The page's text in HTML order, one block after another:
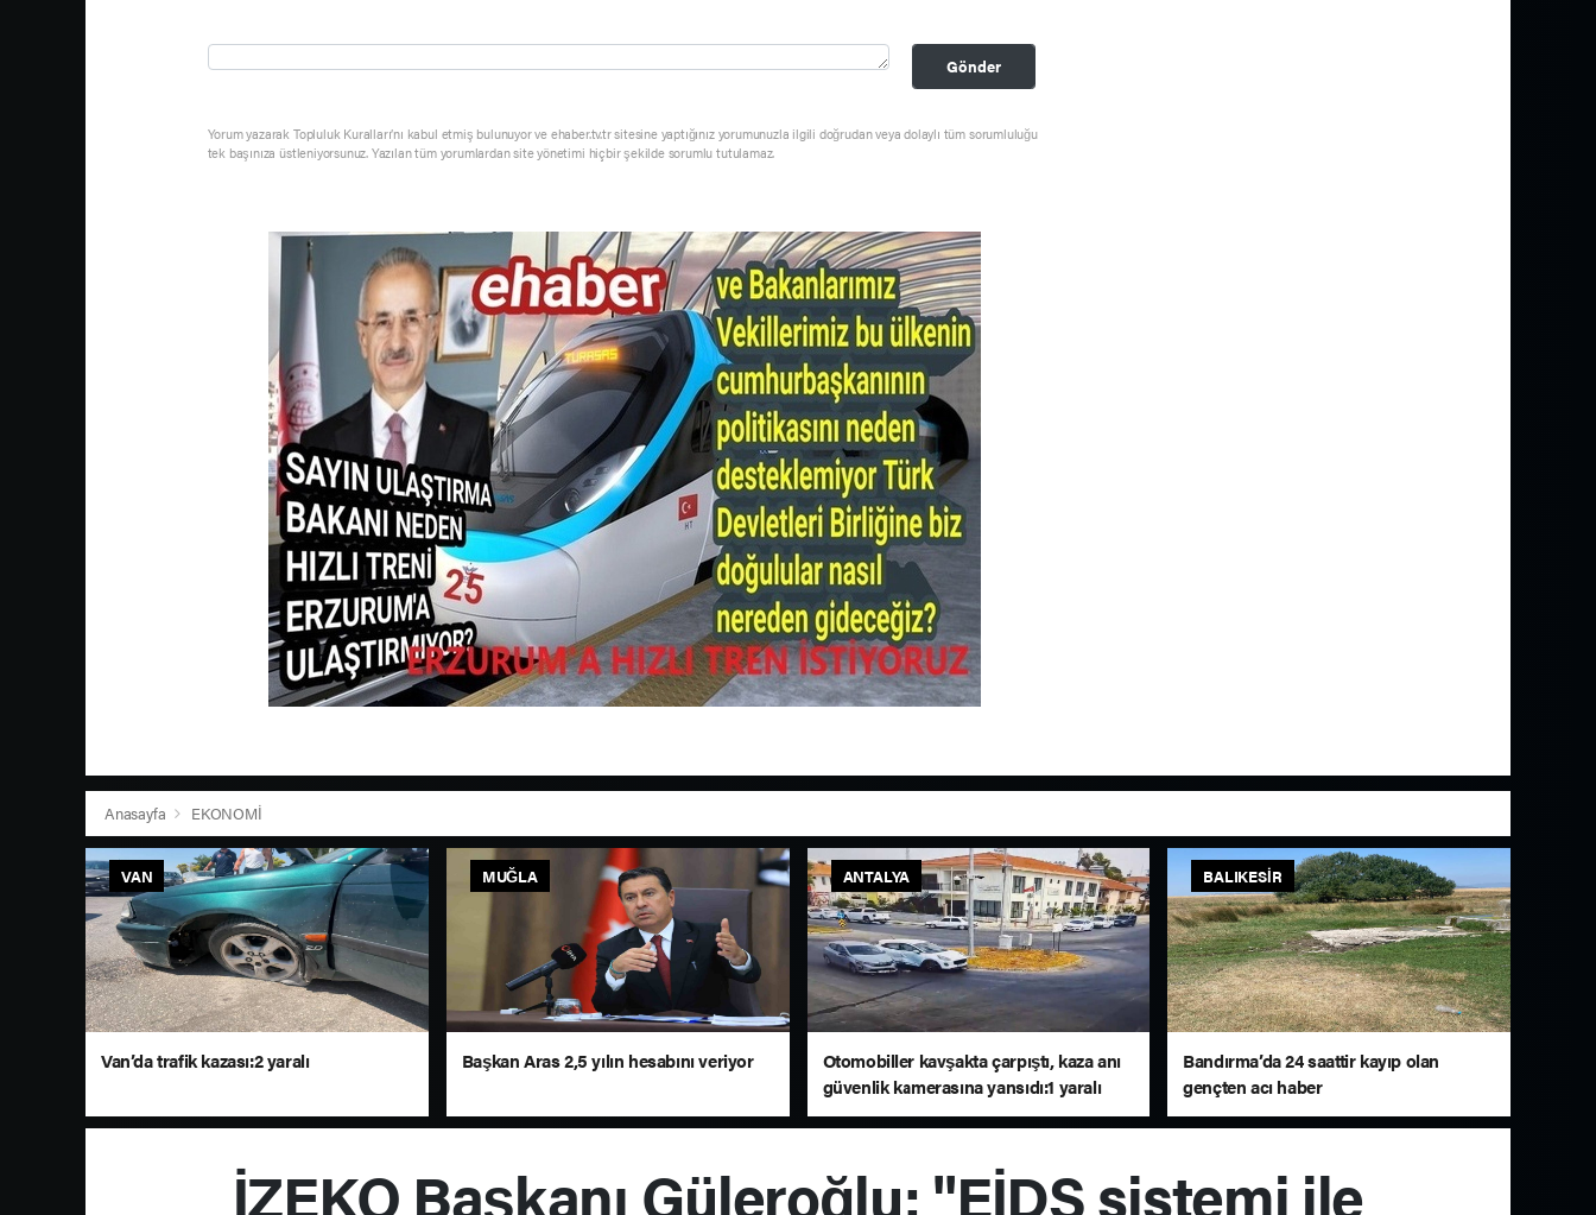
Gönder
Yorum yazarak Topluluk Kuralları’nı kabul etmiş bulunuyor ve ehaber.tv.tr sitesine yaptığınız yorumunuzla ilgili doğrudan veya dolaylı tüm sorumluluğu
tek başınıza üstleniyorsunuz. Yazılan tüm yorumlardan site yönetimi hiçbir şekilde sorumlu tutulamaz.
Anasayfa EKONOMİ
VAN
Van’da trafik kazası:2 yaralı
MUĞLA
Başkan Aras 2,5 yılın hesabını veriyor
ANTALYA
Otomobiller kavşakta çarpıştı, kaza anı
güvenlik kamerasına yansıdı:1 yaralı
BALIKESIR
Bandırma’da 24 saattir kayıp olan
gençten acı haber
İZEKO Başkanı Güleroğlu: "EİDS sistemi ile